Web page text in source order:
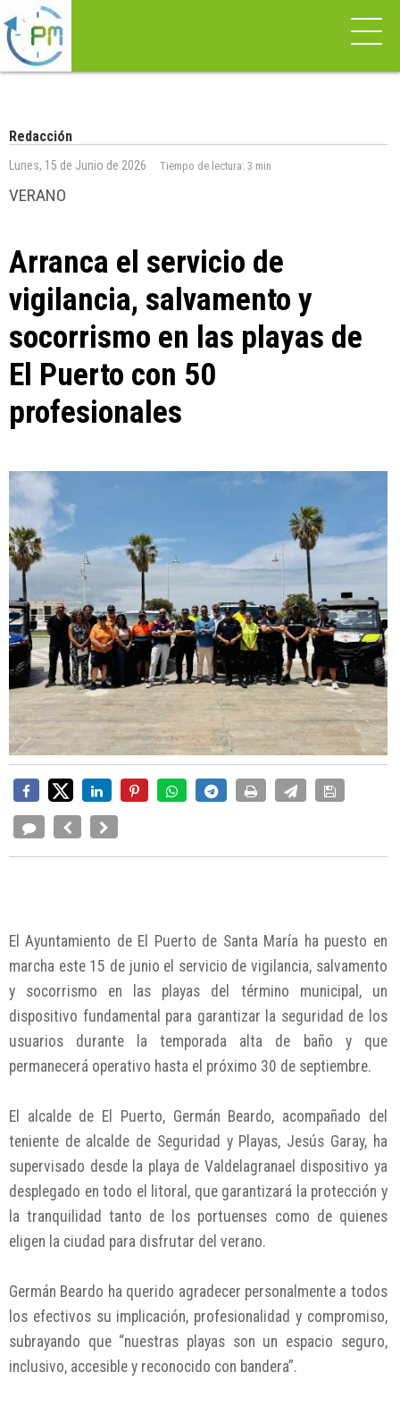
Redacción
Lunes, 15 de Junio de 2026 Tiempo de lectura: 3 min
VERANO
Arranca el servicio de
vigilancia, salvamento y
socorrismo en las playas de
El Puerto con 50
profesionales
El Ayuntamiento de El Puerto de Santa María ha puesto en
marcha este 15 de junio el servicio de vigilancia, salvamento
y socorrismo en las playas del término municipal, un
dispositivo fundamental para garantizar la seguridad de los
usuarios durante la temporada alta de baño y que
permanecerá operativo hasta el próximo 30 de septiembre.
El alcalde de El Puerto, Germán Beardo, acompañado del
teniente de alcalde de Seguridad y Playas, Jesús Garay, ha
supervisado desde la playa de Valdelagranael dispositivo ya
desplegado en todo el litoral, que garantizará la protección y
la tranquilidad tanto de los portuenses como de quienes
eligen la ciudad para disfrutar del verano.
Germán Beardo ha querido agradecer personalmente a todos
los efectivos su implicación, profesionalidad y compromiso,
subrayando que “nuestras playas son un espacio seguro,
inclusivo, accesible y reconocido con bandera”.